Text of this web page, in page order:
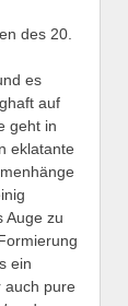
des 20.
es
auf
geht in
eklatante
Auge zu
ein
auch pure